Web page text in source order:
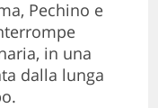
Pechino e
in una
dalla lunga